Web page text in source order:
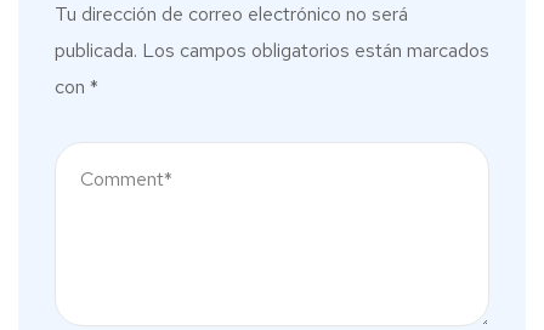
Tu dirección de correo electrónico no será
publicada. Los campos obligatorios están marcados
con *